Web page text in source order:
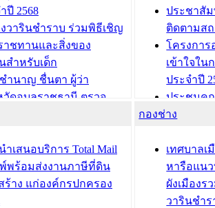
ปี 2568
งวารินชำราบ ร่วมพิธีเชิญ
าชทานและสิ่งของ
สำหรับเด็ก
ำนาญ ชื่นตา ผู้ว่า
วัดอุบลราชธานี ตรวจ
ยของสถานที่ในการเตรี
นท้องถิ่นเทศบาลเมือง
ดำเนินการมอบทะเบียน
ละบัตรประจำตัว
ประชาสัม
ติดตามส
โครงกา
เข้าใจใน
ประจำปี
ประชุมค
ความเสี่ย
ประชุมที
ชีวา สร้า
ขับเคลื่อน
“เมืองแห่
เสนอบริการ Total Mail
พ์พร้อมส่งงานภาษีที่ดิน
ร้าง แก่องค์กรปกครอง
กองช่าง
เทศบาลเ
หารือแน
ผังเมืองร
วารินชำร